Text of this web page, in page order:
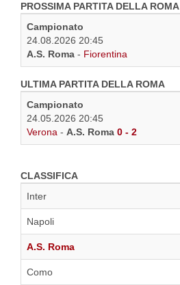
PROSSIMA PARTITA DELLA ROMA
Campionato
24.08.2026 20:45
A.S. Roma - Fiorentina
ULTIMA PARTITA DELLA ROMA
Campionato
24.05.2026 20:45
Verona - A.S. Roma 0 - 2
CLASSIFICA
Inter
Napoli
A.S. Roma
Como